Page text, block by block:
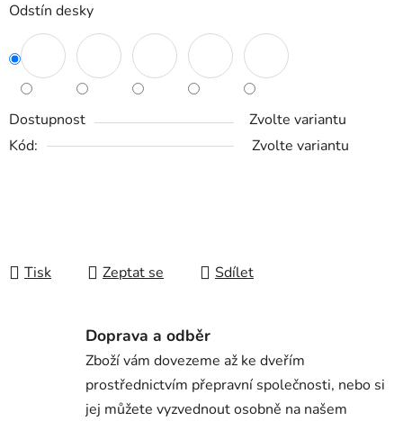
Odstín desky
Dostupnost
Zvolte variantu
Kód:
Zvolte variantu
Tisk Zeptat se Sdílet
Doprava a odběr
Zboží vám dovezeme až ke dveřím
prostřednictvím přepravní společnosti, nebo si
jej můžete vyzvednout osobně na našem